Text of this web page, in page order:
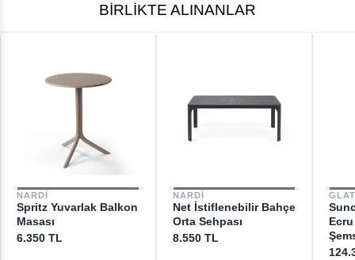
BIRLIKTE ALINANLAR
NARDI
Spritz Yuvarlak Balkon
Masası
6.350 TL
NARDI
Net İstiflenebilir Bahçe
Orta Sehpası
8.550 TL
Ecru